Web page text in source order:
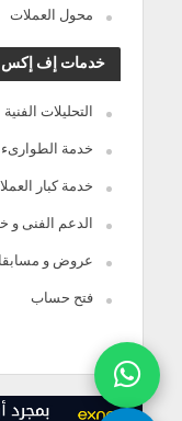
محول العملات
خدمات إف إكس
التحليلات الفنية
خدمة الطوارىء
خدمة كبار
الدعم الفنى و
عروض و
فتح حساب